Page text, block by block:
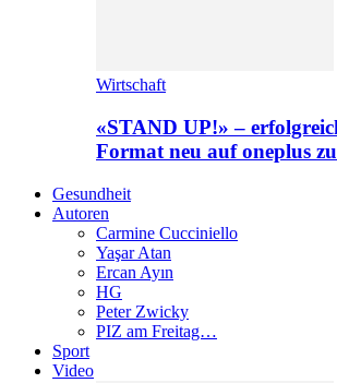
Wirtschaft
«STAND UP!» –
Format neu auf oneplus zu
Gesundheit
Autoren
Carmine Cucciniello
Yaşar Atan
Ercan Ayın
HG
Peter Zwicky
PIZ am Freitag…
Sport
Video